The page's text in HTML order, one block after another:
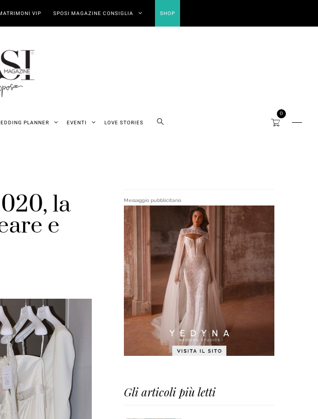
VIP SPOSI MAGAZINE CONSIGLIA SHOP
PLANNER EVENTI LOVE STORIES
0
la
e
Messaggio pubblicitario
Gli articoli più letti